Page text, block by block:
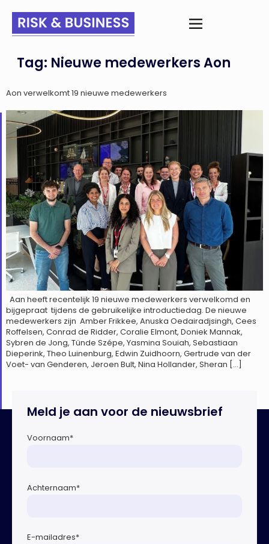
Tag: Nieuwe medewerkers Aon
Aon verwelkomt 19 nieuwe medewerkers
Aan heeft recentelijk 19 nieuwe medewerkers verwelkomd en
bijgepraat tijdens de gebruikelijke introductiedag. De nieuwe
medewerkers zijn Amber Frikkee, Anuska Oedairadjsingh, Cees
Roffelsen, Conrad de Ridder, Coralie Elmont, Doniek Mannak,
Sybren de Jong, Tünde Szépe, Yasmina Souiah, Sebastiaan
Dieperink, Theo Luinenburg, Edwin Zuidhoorn, Gertrude van der
Voet- van Genderen, Jeroen Bult, Nina Hollander, Sheran […]
Meld je aan voor de nieuwsbrief
Voornaam*
Achternaam*
E-mailadres*